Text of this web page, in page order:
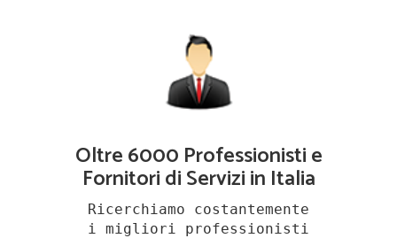
Oltre 6000 Professionisti e
Fornitori di Servizi in Italia
Ricerchiamo costantemente
i migliori professionisti